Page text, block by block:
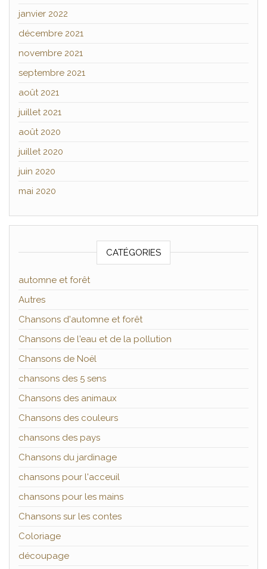
janvier 2022
décembre 2021
novembre 2021
septembre 2021
août 2021
juillet 2021
août 2020
juillet 2020
juin 2020
mai 2020
CATÉGORIES
automne et forêt
Autres
Chansons d'automne et forêt
Chansons de l'eau et de la pollution
Chansons de Noël
chansons des 5 sens
Chansons des animaux
Chansons des couleurs
chansons des pays
Chansons du jardinage
chansons pour l'acceuil
chansons pour les mains
Chansons sur les contes
Coloriage
découpage